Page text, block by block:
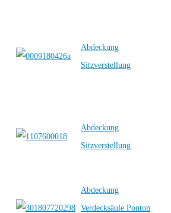
Abdeckung
Sitzverstellung
Abdeckung
Sitzverstellung
Abdeckung
Verdecksäule Ponton